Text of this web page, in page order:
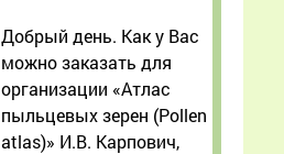
Добрый день. Как у Вас
можно заказать для
организации «Атлас
пыльцевых зерен (Pollen
atlas)» И.В. Карпович,